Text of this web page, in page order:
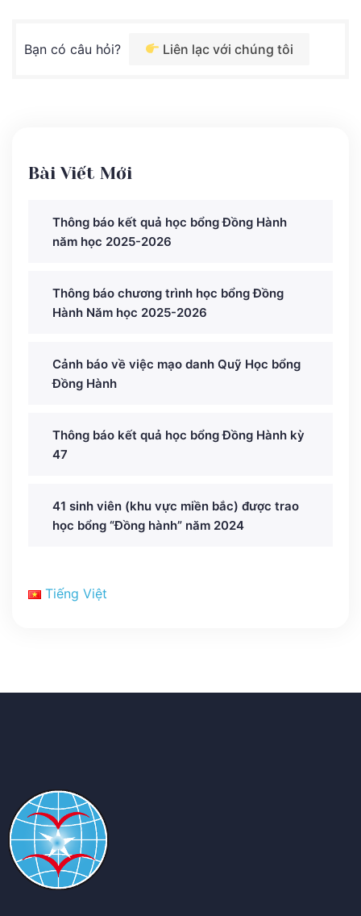
Bạn có câu hỏi? Liên lạc với chúng tôi
Bài Viết Mới
Thông báo kết quả học bổng Đồng Hành
năm học 2025-2026
Thông báo chương trình học bổng Đồng
Hành Năm học 2025-2026
Cảnh báo về việc mạo danh Quỹ Học bổng
Đồng Hành
Thông báo kết quả học bổng Đồng Hành kỳ
47
41 sinh viên (khu vực miền bắc) được trao
học bổng “Đồng hành” năm 2024
Tiếng Việt